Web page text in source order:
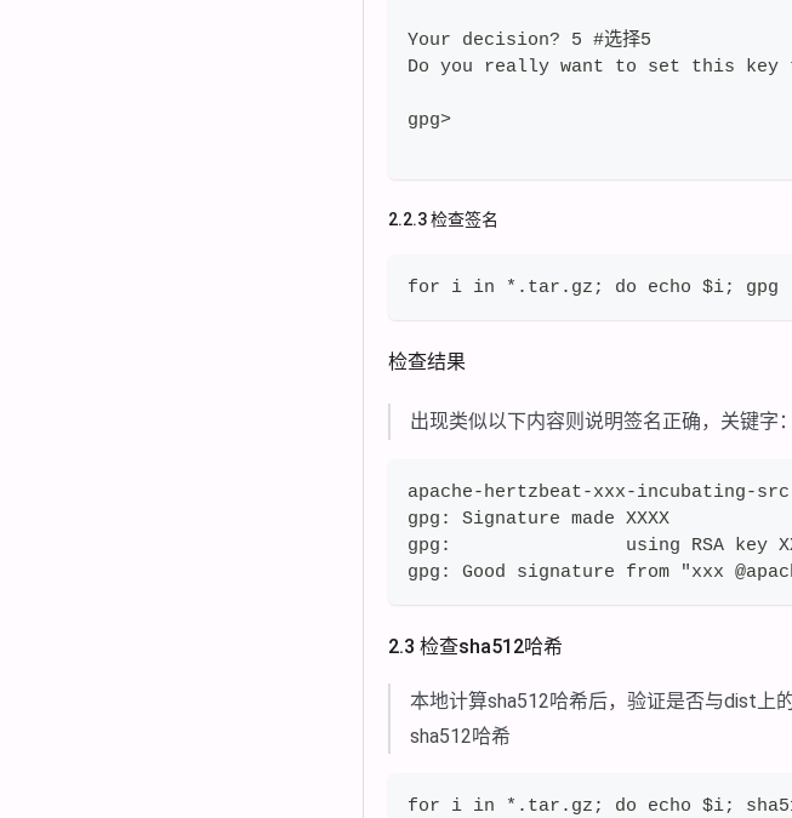
Your decision? 5 #选择5
Do you really want to set this
gpg>
2.2.3 检查签名
for i in *.tar.gz; do echo $i; gpg
检查结果
出现类似以下内容则说明签名正确，关键字：
apache-hertzbeat-xxx-incubating-
gpg: Signature made XXXX
gpg:                using RSA key
gpg: Good signature from "xxx
2.3 检查sha512哈希
本地计算sha512哈希后，验证是否与dist上
sha512哈希
for i in *.tar.gz; do echo $i;